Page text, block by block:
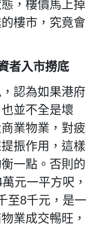
，樓價馬上掉
樓市，究竟會
者入市撈底
認為如果港府
並不全是壞
業物業，對疲
振作用，這樣
一點。否則的
元一平方呎，
至8千元，是一
業成交𣈱旺，